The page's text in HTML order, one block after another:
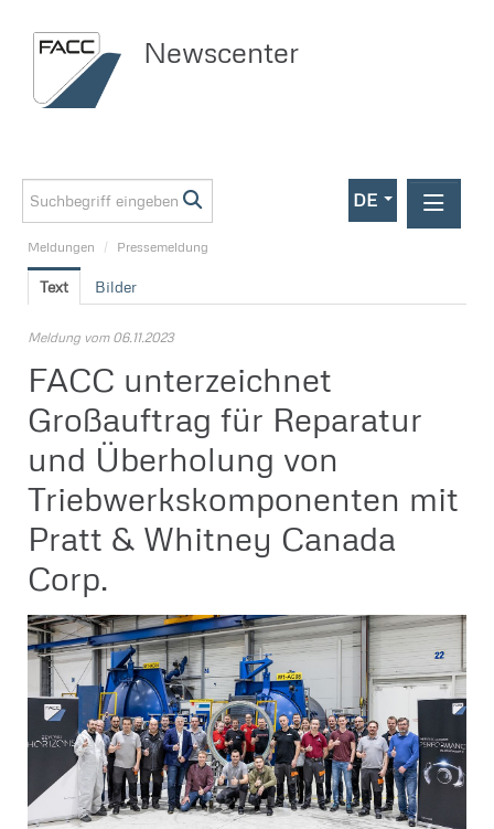
Newscenter
DE
Meldungen
Investor Relations
Pressemeldung
Media
Kontakt
Meldungen / Pressemeldung
Text Bilder
Meldung vom 06.11.2023
FACC unterzeichnet
Großauftrag für Reparatur
und Überholung von
Triebwerkskomponenten mit
Pratt & Whitney Canada
Corp.